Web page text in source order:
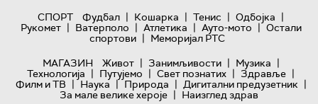
СПОРТ
Фудбал | Кошарка | Тенис | Одбојка |
Рукомет | Ватерполо | Атлетика | Ауто-мото | Остали
спортови | Меморијал РТС
МАГАЗИН
Живот | Занимљивости | Музика |
Технологијa | Путујемо | Свет познатих | Здравље |
Филм и ТВ | Наука | Природа | Дигитални предузетник |
За мале велике хероје | Наизглед здрав